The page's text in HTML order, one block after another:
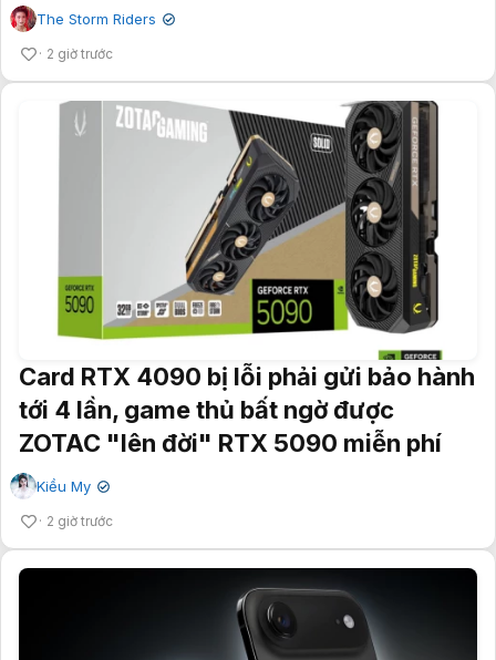
The Storm Riders ✔
2 giờ trước
Card RTX 4090 bị lỗi phải gửi bảo hành
tới 4 lần, game thủ bất ngờ được
ZOTAC "lên đời" RTX 5090 miễn phí
Kiều My ✔
2 giờ trước